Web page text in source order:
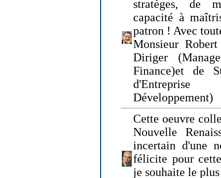
stratèges, de
capacité à
patron ! Avec
Monsieur
Diriger
Finance)et de
Développement)
Cette oeuvre
Nouvelle
incertain d'une
félicite pour
je souhaite le